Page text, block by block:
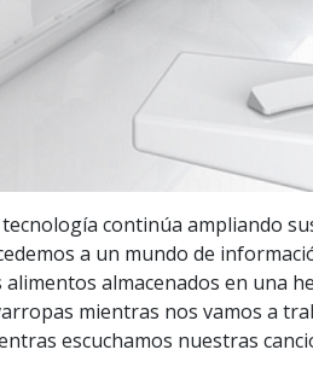
tecnología continúa ampliando
a un mundo de
alimentos almacenados en una
mientras nos vamos a
escuchamos nuestras